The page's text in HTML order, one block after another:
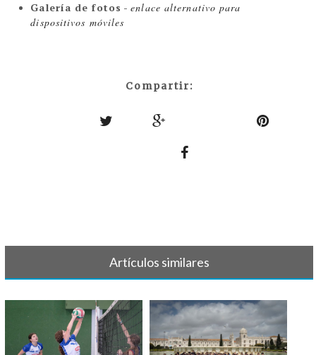
Galería de fotos -enlace alternativo para
dispositivos móviles
Compartir:
Artículos similares